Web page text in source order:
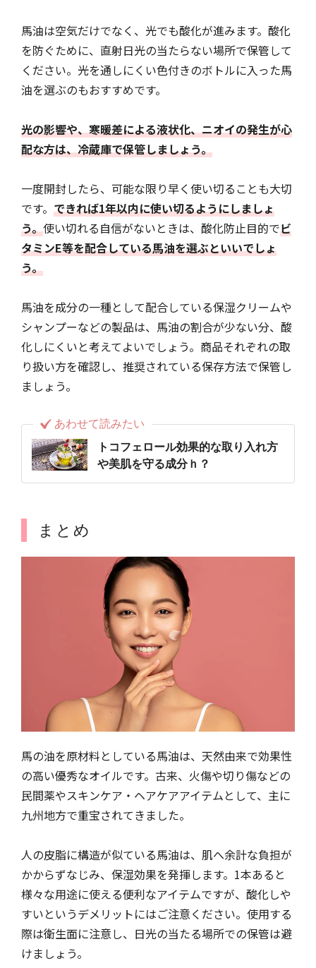
馬油は空気だけでなく、光でも酸化が進みます。酸化
を防ぐために、直射日光の当たらない場所で保管して
ください。光を通しにくい色付きのボトルに入った馬
油を選ぶのもおすすめです。
光の影響や、寒暖差による液状化、ニオイの発生が心
配な方は、冷蔵庫で保管しましょう。
一度開封したら、可能な限り早く使い切ることも大切
です。 できれば1年以内に使い切るようにしましょ
う。使い切れる自信がないときは、酸化防止目的でビ
タミンE等を配合している馬油を選ぶといいでしょ
う。
馬油を成分の一種として配合している保湿クリームや
シャンプーなどの製品は、馬油の割合が少ない分、酸
化しにくいと考えてよいでしょう。商品それぞれの取
り扱い方を確認し、推奨されている保存方法で保管し
ましょう。
あわせて読みたい
トコフェロール効果的な取り入れ方
や美肌を守る成分ｈ？
まとめ
馬の油を原材料としている馬油は、天然由来で効果性
の高い優秀なオイルです。古来、火傷や切り傷などの
民間薬やスキンケア・ヘアケアアイテムとして、主に
九州地方で重宝されてきました。
人の皮脂に構造が似ている馬油は、肌へ余計な負担が
かからずなじみ、保湿効果を発揮します。1本あると
様々な用途に使える便利なアイテムですが、酸化しや
すいというデメリットにはご注意ください。使用する
際は衛生面に注意し、日光の当たる場所での保管は避
けましょう。